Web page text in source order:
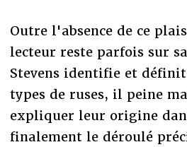
Outre l'absence de ce
lecteur reste parfois sur
Stevens identifie et
types de ruses, il peine
expliquer leur origine
finalement le déroulé